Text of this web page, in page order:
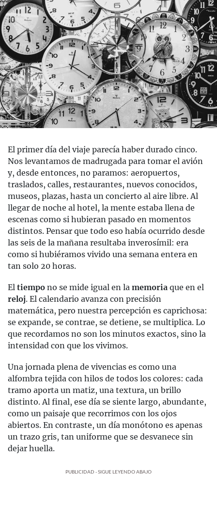
El primer día del viaje parecía haber durado cinco.
Nos levantamos de madrugada para tomar el avión
y, desde entonces, no paramos: aeropuertos,
traslados, calles, restaurantes, nuevos conocidos,
museos, plazas, hasta un concierto al aire libre. Al
llegar de noche al hotel, la mente estaba llena de
escenas como si hubieran pasado en momentos
distintos. Pensar que todo eso había ocurrido desde
las seis de la mañana resultaba inverosímil: era
como si hubiéramos vivido una semana entera en
tan solo 20 horas.
El tiempo no se mide igual en la memoria que en el
reloj. El calendario avanza con precisión
matemática, pero nuestra percepción es caprichosa:
se expande, se contrae, se detiene, se multiplica. Lo
que recordamos no son los minutos exactos, sino la
intensidad con que los vivimos.
Una jornada plena de vivencias es como una
alfombra tejida con hilos de todos los colores: cada
tramo aporta un matiz, una textura, un brillo
distinto. Al final, ese día se siente largo, abundante,
como un paisaje que recorrimos con los ojos
abiertos. En contraste, un día monótono es apenas
un trazo gris, tan uniforme que se desvanece sin
dejar huella.
PUBLICIDAD - SIGUE LEYENDO ABAJO